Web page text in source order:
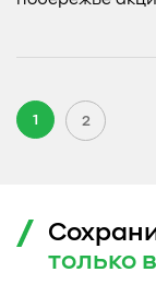
1 2
только